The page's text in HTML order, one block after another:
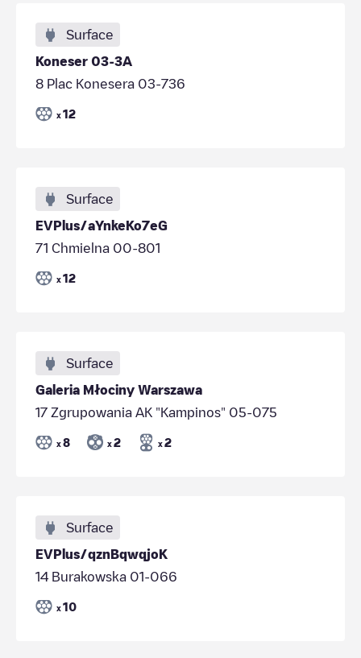
Surface
Koneser 03-3A
8 Plac Konesera 03-736
x 12
Surface
EVPlus/aYnkeKo7eG
71 Chmielna 00-801
x 12
Surface
Galeria Młociny Warszawa
17 Zgrupowania AK "Kampinos" 05-075
x 8 x 2 x 2
Surface
EVPlus/qznBqwqjoK
14 Burakowska 01-066
x 10